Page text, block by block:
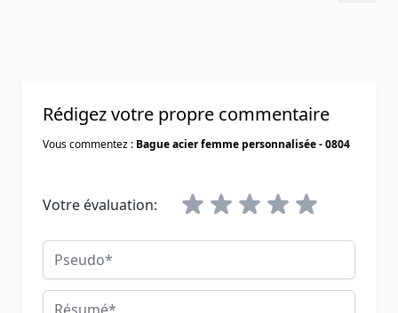
Rédigez votre propre commentaire
Vous commentez : Bague acier femme personnalisée - 0804
Votre évaluation:
Pseudo
Résumé